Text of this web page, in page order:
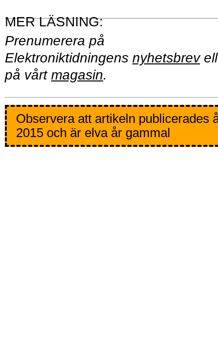
Prenumerera på
Elektroniktidningens nyhetsbrev
på vårt magasin.
Observera att artikeln publicerades
2015 och är elva år gammal